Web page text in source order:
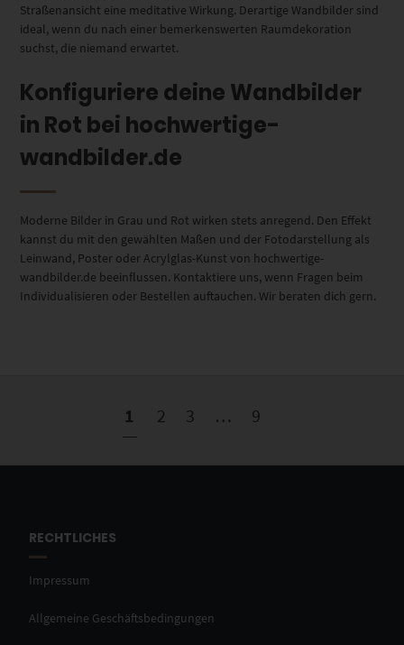
Straßenansicht eine meditative Wirkung. Derartige Wandbilder sind
ideal, wenn du nach einer bemerkenswerten Raumdekoration
suchst, die niemand erwartet.
Konfiguriere deine Wandbilder
in Rot bei hochwertige-
wandbilder.de
Moderne Bilder in Grau und Rot wirken stets anregend. Den Effekt
kannst du mit den gewählten Maßen und der Fotodarstellung als
Leinwand, Poster oder Acrylglas-Kunst von hochwertige-
wandbilder.de beeinflussen. Kontaktiere uns, wenn Fragen beim
Individualisieren oder Bestellen auftauchen. Wir beraten dich gern.
1 2 3 … 9
RECHTLICHES
Impressum
Allgemeine Geschäftsbedingungen